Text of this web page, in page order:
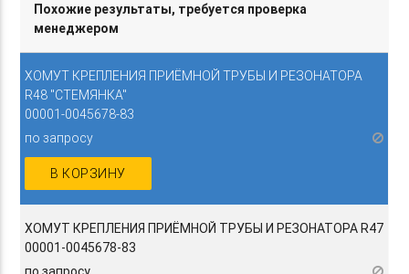
ХОМУТ КРЕПЛЕНИЯ ПРИЁМНОЙ ТРУБЫ И РЕЗОНАТОРА
R48 "СТЕМЯНКА"
00001-0045678-83
по запросу
В КОРЗИНУ
ХОМУТ КРЕПЛЕНИЯ ПРИЁМНОЙ ТРУБЫ И РЕЗОНАТОРА R47
00001-0045678-83
Похожие результаты, требуется проверка
менеджером